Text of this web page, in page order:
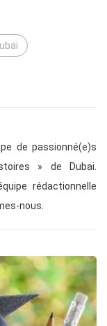
de passionné(e)s
» de Dubai.
rédactionnelle
nous.